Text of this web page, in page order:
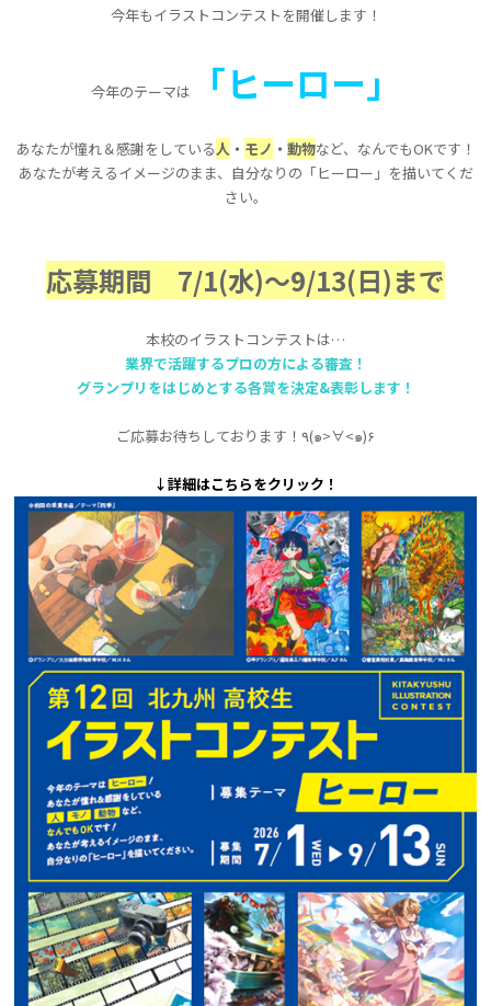
大学生・社会人の方
福岡での学びに興味のあ
る方
保護者の方
高等学校の先生方 採用ご担当者の皆様
について
今年もイラストコンテストを開催します！
今年のテーマは 「ヒーロー」
あなたが憧れ＆感謝をしている人・ モノ ・ 動物など、なんでもOKです！
あなたが考えるイメージのまま、自分なりの「ヒーロー」を描いてくだ
さい。
応募期間 7/1(水)～9/13(日)まで
本校のイラストコンテストは…
業界で活躍するプロの方による審査！
グランプリをはじめとする各賞を決定&表彰します！
ご応募お待ちしております！٩(๑>∀<๑)۶
↓詳細はこちらをクリック！